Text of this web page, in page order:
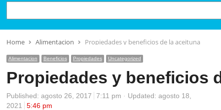
BUSCAR
Home Alimentacion Propiedades y beneficios de la aceituna
Alimentacion Beneficios Propiedades Uncategorized
Propiedades y beneficios
Published: agosto 26, 2017 7:11 pm
Updated: agosto 18,
2021
5:46 pm